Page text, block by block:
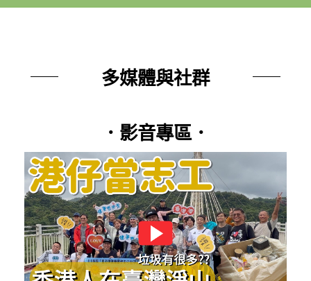
多媒體與社群
．影音專區．